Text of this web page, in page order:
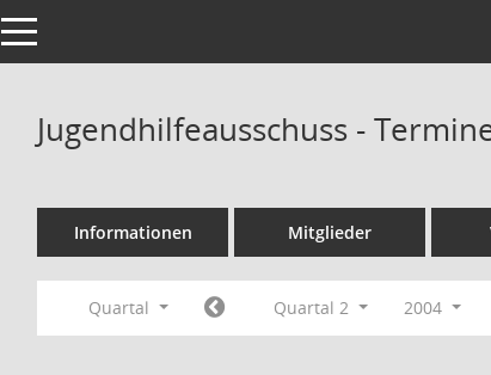
Toggle navigation
Jugendhilfeausschuss -
Informationen Mitglieder
Quartal Quartal 2 2004